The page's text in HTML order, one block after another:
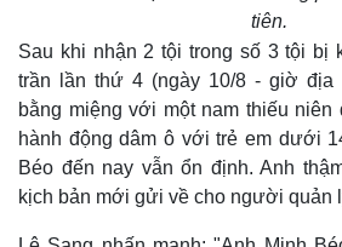
tiên.
Sau khi nhận 2 tội trong số 3 tội bị
trần lần thứ 4 (ngày 10/8 - giờ địa
bằng miệng với một nam thiếu
hành động dâm ô với trẻ em dưới
Béo đến nay vẫn ổn định. Anh
kịch bản mới gửi về cho người quản